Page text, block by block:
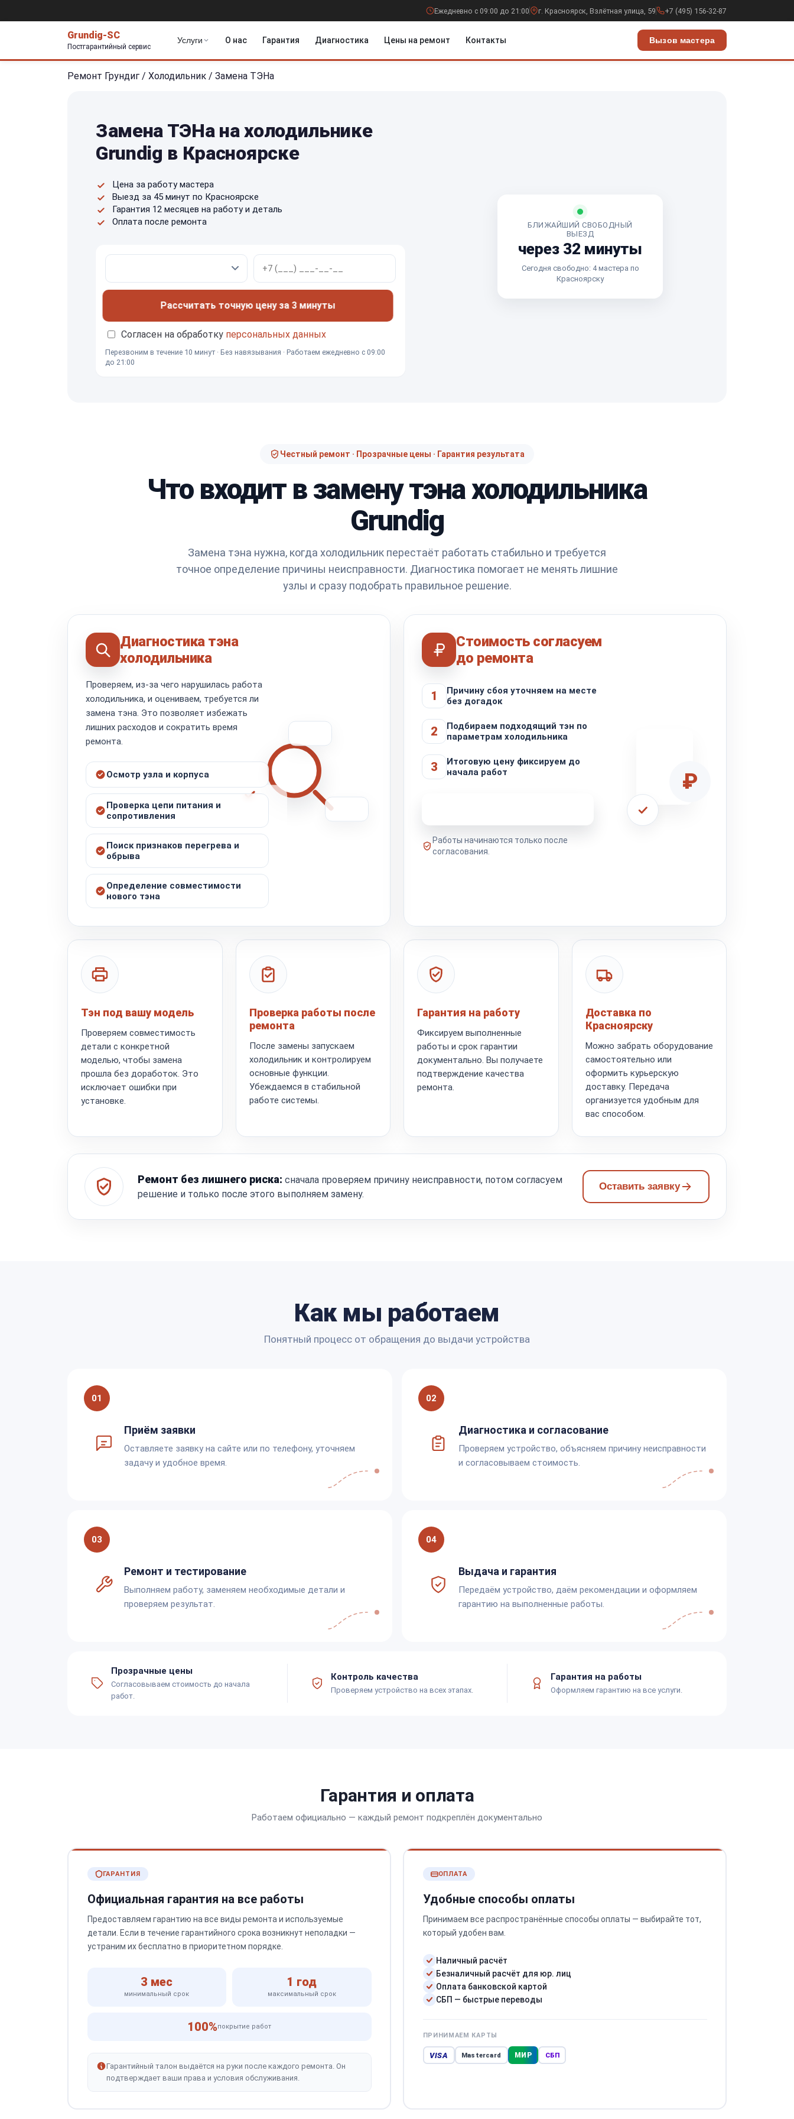
Ежедневно с 09:00 до 21:00 г. Красноярск, Взлётная улица, 59 +7 (495) 156-32-87
Grundig-SC
Постгарантийный сервис
Услуги О нас Гарантия Диагностика Цены на ремонт Контакты Вызов мастера
Ремонт Грундиг / Холодильник / Замена ТЭНа
Замена ТЭНа на холодильнике
Grundig в Красноярске
Цена за работу мастера
Выезд за 45 минут по Красноярске
Гарантия 12 месяцев на работу и деталь
Оплата после ремонта
Рассчитать точную цену за 3 минуты
Согласен на обработку персональных данных
Перезвоним в течение 10 минут · Без навязывания · Работаем ежедневно с 09:00
до 21:00
БЛИЖАЙШИЙ СВОБОДНЫЙ
ВЫЕЗД
через 32 минуты
Сегодня свободно: 4 мастера по
Красноярску
Честный ремонт · Прозрачные цены · Гарантия результата
Что входит в замену тэна холодильника
Grundig
Замена тэна нужна, когда холодильник перестаёт работать стабильно и требуется
точное определение причины неисправности. Диагностика помогает не менять лишние
узлы и сразу подобрать правильное решение.
Диагностика тэна
холодильника
Проверяем, из-за чего нарушилась работа
холодильника, и оцениваем, требуется ли
замена тэна. Это позволяет избежать
лишних расходов и сократить время
ремонта.
Осмотр узла и корпуса
Проверка цепи питания и
сопротивления
Поиск признаков перегрева и
обрыва
Определение совместимости
нового тэна
Стоимость согласуем
до ремонта
1
Причину сбоя уточняем на месте
без догадок
2
Подбираем подходящий тэн по
параметрам холодильника
3
Итоговую цену фиксируем до
начала работ
Работы начинаются только после
согласования.
₽
Тэн под вашу модель
Проверяем совместимость
детали с конкретной
моделью, чтобы замена
прошла без доработок. Это
исключает ошибки при
установке.
Проверка работы после
ремонта
После замены запускаем
холодильник и контролируем
основные функции.
Убеждаемся в стабильной
работе системы.
Гарантия на работу
Фиксируем выполненные
работы и срок гарантии
документально. Вы получаете
подтверждение качества
ремонта.
Доставка по
Красноярску
Можно забрать оборудование
самостоятельно или
оформить курьерскую
доставку. Передача
организуется удобным для
вас способом.
Ремонт без лишнего риска: сначала проверяем причину неисправности, потом согласуем
решение и только после этого выполняем замену.
Оставить заявку
Как мы работаем
Понятный процесс от обращения до выдачи устройства
01
Приём заявки
Оставляете заявку на сайте или по телефону, уточняем
задачу и удобное время.
02
Диагностика и согласование
Проверяем устройство, объясняем причину неисправности
и согласовываем стоимость.
03
Ремонт и тестирование
Выполняем работу, заменяем необходимые детали и
проверяем результат.
04
Выдача и гарантия
Передаём устройство, даём рекомендации и оформляем
гарантию на выполненные работы.
Прозрачные цены
Согласовываем стоимость до начала
работ.
Контроль качества
Проверяем устройство на всех этапах.
Гарантия на работы
Оформляем гарантию на все услуги.
Гарантия и оплата
Работаем официально — каждый ремонт подкреплён документально
ГАРАНТИЯ
Официальная гарантия на все работы
Предоставляем гарантию на все виды ремонта и используемые
детали. Если в течение гарантийного срока возникнут неполадки —
устраним их бесплатно в приоритетном порядке.
3 мес
минимальный срок
1 год
максимальный срок
100%покрытие работ
Гарантийный талон выдаётся на руки после каждого ремонта. Он
подтверждает ваши права и условия обслуживания.
ОПЛАТА
Удобные способы оплаты
Принимаем все распространённые способы оплаты — выбирайте тот,
который удобен вам.
Наличный расчёт
Безналичный расчёт для юр. лиц
Оплата банковской картой
СБП — быстрые переводы
ПРИНИМАЕМ КАРТЫ
VISA Mastercard МИР СБП